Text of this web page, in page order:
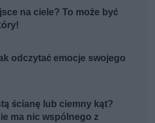
na ciele? To może być
odczytać emocje swojego
ścianę lub ciemny kąt?
ma nic wspólnego z